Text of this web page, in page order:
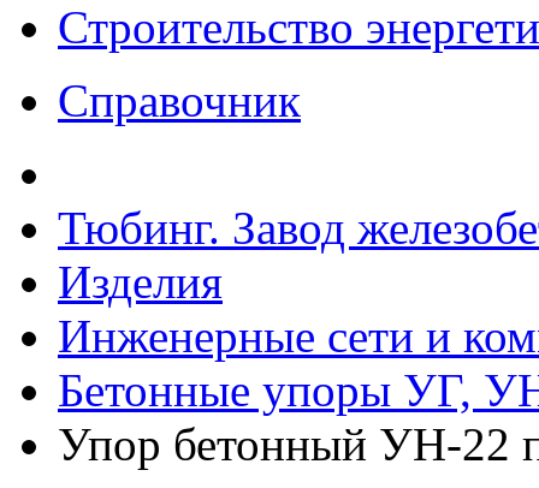
Строительство
Справочник
Тюбинг. Завод
Изделия
Инженерные сети и
Бетонные упоры УГ,
Упор бетонный УН-22